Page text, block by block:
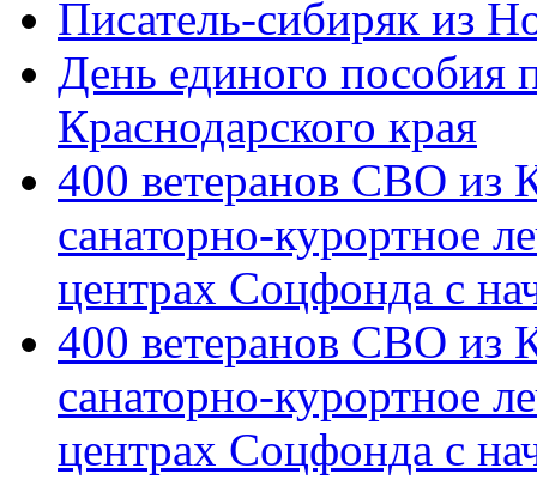
Писатель-сибиряк из
День единого пособия
Краснодарского края
400 ветеранов СВО из
санаторно-курортное
центрах Соцфонда с
400 ветеранов СВО из
санаторно-курортное
центрах Соцфонда с